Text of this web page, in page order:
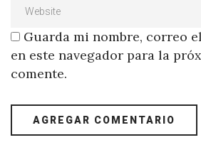
Guarda mi nombre, correo
en este navegador para la
comente.